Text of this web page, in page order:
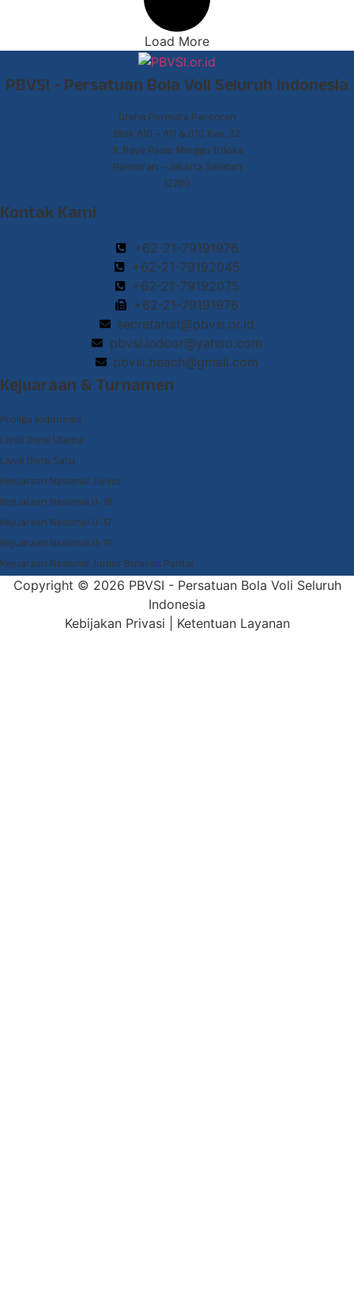
Load More
PBVSI - Persatuan Bola Voli Seluruh Indonesia
Graha Permata Pancoran
Blok A10 – A11 & D10 Kav. 32
Jl. Raya Pasar Minggu Triloka
Pancoran – Jakarta Selatan
12780
Kontak Kami
+62-21-79191976
+62-21-79192045
+62-21-79192075
+62-21-79191976
secretariat@pbvsi.or.id
pbvsi.indoor@yahoo.com
pbvsi.beach@gmail.com
Kejuaraan & Turnamen
Proliga Indonesia
Livoli Divisi Utama
Livoli Divisi Satu
Kejuaraan Nasional Junior
Kejuaraan Nasional U-16
Kejuaraan Nasional U-17
Kejuaraan Nasional U-19
Kejuaraan Nasional Junior Bolavoli Pantai
Copyright © 2026 PBVSI - Persatuan Bola Voli Seluruh
Indonesia
Kebijakan Privasi
Ketentuan Layanan